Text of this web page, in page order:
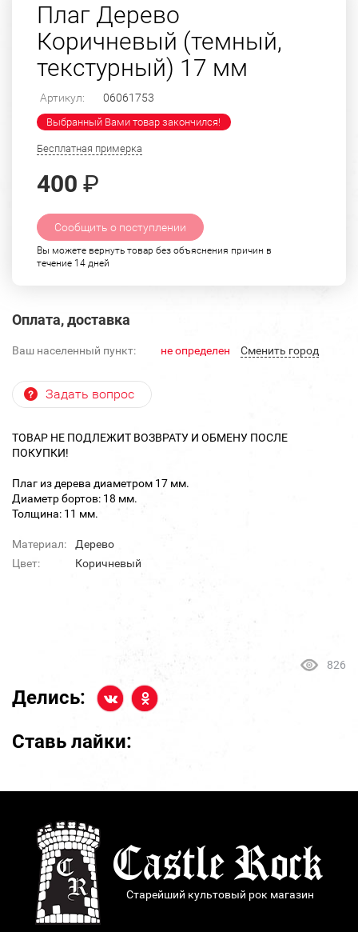
Плаг Дерево
Коричневый (темный,
текстурный) 17 мм
Артикул: 06061753
Выбранный Вами товар закончился!
Бесплатная примерка
400 ₽
Сообщить о поступлении
Вы можете вернуть товар без объяснения причин в
течение 14 дней
Оплата, доставка
Ваш населенный пункт: не определен Cменить город
Задать вопрос
ТОВАР НЕ ПОДЛЕЖИТ ВОЗВРАТУ И ОБМЕНУ ПОСЛЕ
ПОКУПКИ!
Плаг из дерева диаметром 17 мм.
Диаметр бортов: 18 мм.
Толщина: 11 мм.
Материал:
Дерево
Цвет:
Коричневый
826
Делись:
Ставь лайки:
Старейший культовый рок магазин